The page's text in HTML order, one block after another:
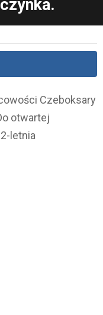
Czeboksary
otwartej
letnia